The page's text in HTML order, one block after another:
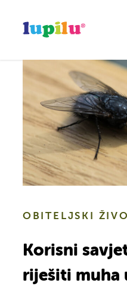
OBITELJSKI
Korisni
riješiti muha